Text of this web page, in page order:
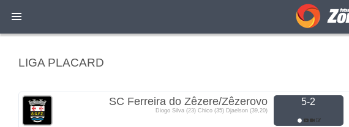
LIGA PLACARD
SC Ferreira do Zêzere/Zêzerovo
Diogo Silva (23) Chico (35) Djaelson (39,20)
5-2